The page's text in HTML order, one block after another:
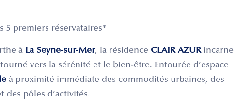
5 premiers réservataires*
à La Seyne-sur-Mer, la résidence CLAIR AZURincarne
vers la sérénité et le bien-être. Entourée d’espace
à proximité immédiate des commodités urbaines, des
des pôles d’activités.